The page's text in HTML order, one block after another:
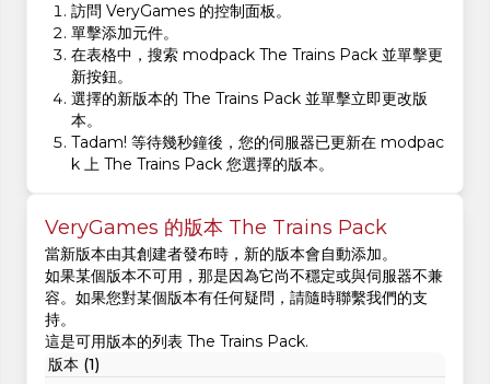
訪問 VeryGames 的控制面板。
單擊添加元件。
在表格中，搜索 modpack The Trains Pack 並單擊更
新按鈕。
選擇的新版本的 The Trains Pack 並單擊立即更改版
本。
Tadam! 等待幾秒鐘後，您的伺服器已更新在 modpac
k 上 The Trains Pack 您選擇的版本。
VeryGames 的版本 The Trains Pack
當新版本由其創建者發布時，新的版本會自動添加。
如果某個版本不可用，那是因為它尚不穩定或與伺服器不兼
容。如果您對某個版本有任何疑問，請隨時聯繫我們的支
持。
這是可用版本的列表 The Trains Pack.
版本 (1)